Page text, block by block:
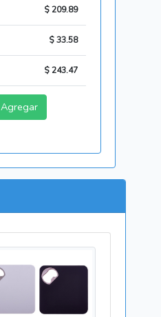
$ 209.89
$ 33.58
$ 243.47
Agregar